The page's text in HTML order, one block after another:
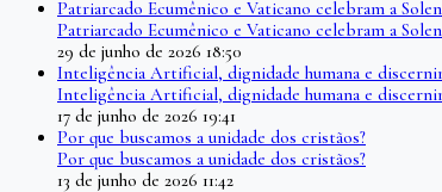
Patriarcado Ecumênico e Vaticano celebram a
Patriarcado Ecumênico e Vaticano celebram a
29 de junho de 2026 18:50
Inteligência Artificial, dignidade humana e
Inteligência Artificial, dignidade humana e
17 de junho de 2026 19:41
Por que buscamos a unidade dos cristãos?
Por que buscamos a unidade dos cristãos?
13 de junho de 2026 11:42